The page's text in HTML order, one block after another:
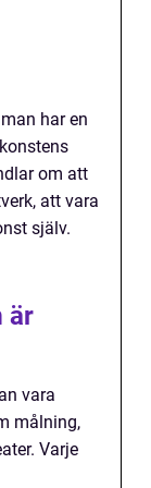
har en
om att
att vara
själv.
är
vara
målning,
Varje